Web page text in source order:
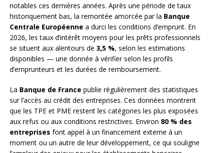
notables ces dernières années. Après une période de taux
historiquement bas, la remontée amorcée par la Banque
Centrale Européenne a durci les conditions d’emprunt. En
2026, les taux d’intérêt moyens pour les prêts professionnels
se situent aux alentours de 3,5 %, selon les estimations
disponibles — une donnée à vérifier selon les profils
d’emprunteurs et les durées de remboursement.
La Banque de France publie régulièrement des statistiques
sur l’accès au crédit des entreprises. Ces données montrent
que les TPE et PME restent les catégories les plus exposées
aux refus ou aux conditions restrictives. Environ 80 % des
entreprises font appel à un financement externe à un
moment ou un autre de leur développement, ce qui souligne